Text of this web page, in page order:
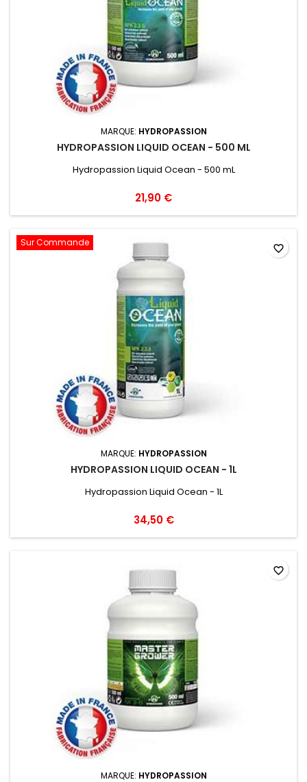
MARQUE: HYDROPASSION
HYDROPASSION LIQUID OCEAN - 500 ML
Hydropassion Liquid Ocean - 500 mL
21,90 €
Sur Commande
MARQUE: HYDROPASSION
HYDROPASSION LIQUID OCEAN - 1L
Hydropassion Liquid Ocean - 1L
34,50 €
favorite_border
MARQUE: HYDROPASSION
favorite_border